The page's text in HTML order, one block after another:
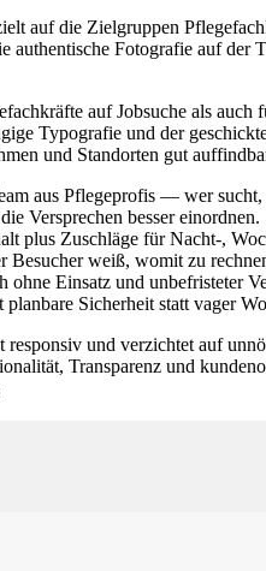
auf die Zielgruppen
Fotografie auf
auf Jobsuche als
Typografie und der
und Standorten gut
Versprechen besser einordnen.
weiß, womit zu
Sicherheit statt vager
und verzichtet auf
Transparenz und